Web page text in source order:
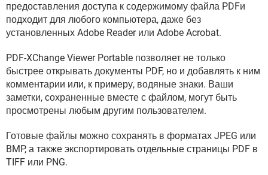
предоставления доступа к содержимому файла PDFи
подходит для любого компьютера, даже без
установленных Adobe Reader или Adobe Acrobat.
PDF-XChange Viewer Portable позволяет не только
быстрее открывать документы PDF, но и добавлять к ним
комментарии или, к примеру, водяные знаки. Ваши
заметки, сохраненные вместе с файлом, могут быть
просмотрены любым другим пользователем.
Готовые файлы можно сохранять в форматах JPEG или
BMP, а также экспортировать отдельные страницы PDF в
TIFF или PNG.